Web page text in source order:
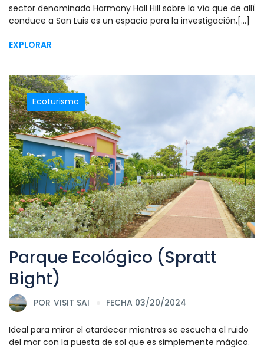
sector denominado Harmony Hall Hill sobre la vía que de allí
conduce a San Luis es un espacio para la investigación,[...]
EXPLORAR
Ecoturismo
Parque Ecológico (Spratt
Bight)
POR VISIT SAI FECHA 03/20/2024
Ideal para mirar el atardecer mientras se escucha el ruido
del mar con la puesta de sol que es simplemente mágico.